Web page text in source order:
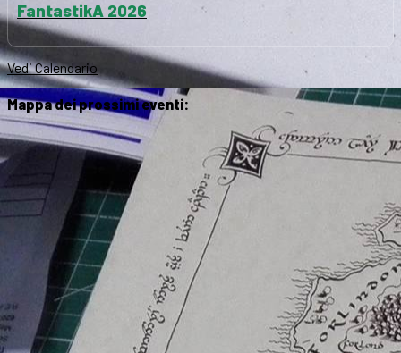
FantastikA 2026
Vedi Calendario
Mappa dei prossimi eventi: